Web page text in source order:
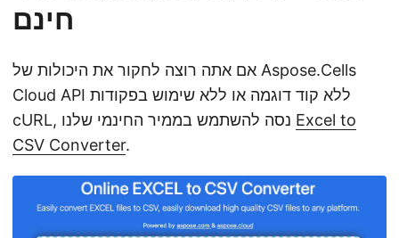
חינם
אם אתה רוצה לחקור את היכולות של Aspose.Cells
Cloud API ללא קוד דוגמה או ללא שימוש בפקודות
Excel to
CSV Converter.